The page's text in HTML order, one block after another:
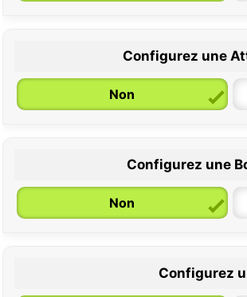
0 / 6 mois
Configurez une
Non
Configurez une
Non
Configurez